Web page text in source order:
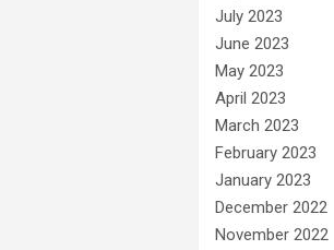
July 2023
June 2023
May 2023
April 2023
March 2023
February 2023
January 2023
December 2022
November 2022